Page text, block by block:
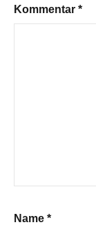
Kommentar *
Name *